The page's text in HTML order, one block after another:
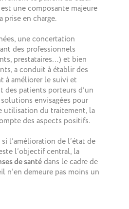
une composante majeure
prise en charge.
une concertation
des professionnels
prestataires…) et bien
a conduit à établir des
à améliorer le suivi et
des patients porteurs d’un
envisagées pour
utilisation du traitement, la
des aspects positifs.
l’amélioration de l’état de
l’objectif central, la
de santédans le cadre de
n’en demeure pas moins un